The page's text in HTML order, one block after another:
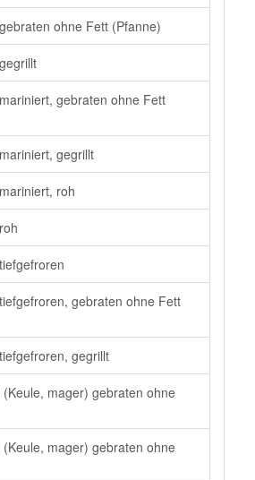
ohne Fett (Pfanne)
gebraten ohne Fett
gegrillt
roh
gebraten ohne Fett
gegrillt
mager) gebraten ohne
mager) gebraten ohne